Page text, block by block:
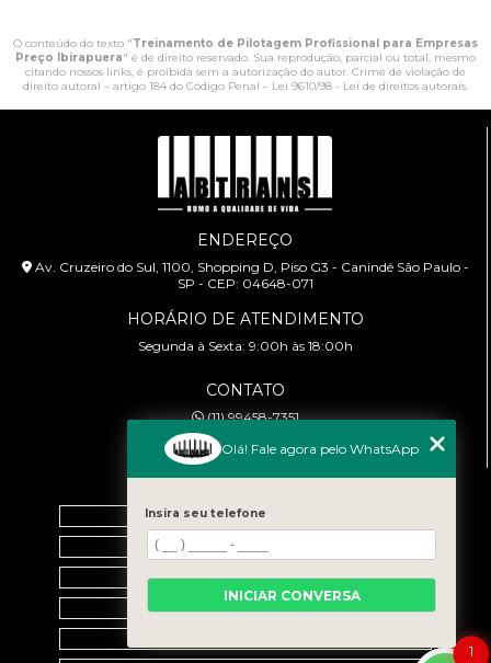
O conteúdo do texto "Treinamento de Pilotagem Profissional para Empresas
Preço Ibirapuera" é de direito reservado. Sua reprodução, parcial ou total, mesmo
citando nossos links, é proibida sem a autorização do autor. Crime de violação de
direito autoral – artigo 184 do Código Penal – Lei 9610/98 - Lei de direitos autorais.
ENDEREÇO
Av. Cruzeiro do Sul, 1100, Shopping D, Piso G3 - Canindé São Paulo -
SP - CEP: 04648-071
HORÁRIO DE ATENDIMENTO
Segunda à Sexta: 9:00h às 18:00h
CONTATO
(11) 99458-7351
cursoabtrans@gmail.com
Home
Empresa
Galeria
Contato
1
Olá! Fale agora pelo WhatsApp
Insira seu telefone
INICIAR CONVERSA